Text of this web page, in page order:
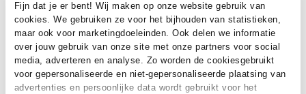
Fijn dat je er bent! Wij maken op onze website gebruik van
cookies. We gebruiken ze voor het bijhouden van statistieken,
maar ook voor marketingdoeleinden. Ook delen we informatie
over jouw gebruik van onze site met onze partners voor social
media, adverteren en analyse. Zo worden de cookiesgebruikt
voor gepersonaliseerde en niet-gepersonaliseerde plaatsing van
advertenties en persoonlijke data wordt gebruikt voor het